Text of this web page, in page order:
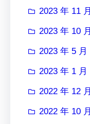
2023 年 11 月
2023 年 10 月
2023 年 5 月
2023 年 1 月
2022 年 12 月
2022 年 10 月